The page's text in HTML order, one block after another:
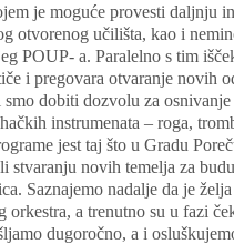
je moguće provesti daljnju
otvorenog učilišta, kao i
POUP- a. Paralelno s tim
i pregovara otvaranje novih
dobiti dozvolu za
instrumenata – roga,
jest taj što u Gradu
stvaranju novih temelja za
Saznajemo nadalje da je
orkestra, a trenutno su u fazi
dugoročno, a i